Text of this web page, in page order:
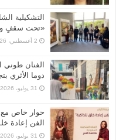
التشكيلية
«تحت سقفٍ
2 أغسطس، 2026
الفنان
دوما الأثري
31 يوليو، 2026
حوار خاص مع
الفن إعادة
31 يوليو، 2026